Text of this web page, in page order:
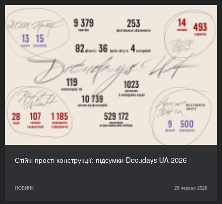
Стійкі прості конструкції: підсумки Docudays UA-2026
НОВИНИ 26 червня 2026